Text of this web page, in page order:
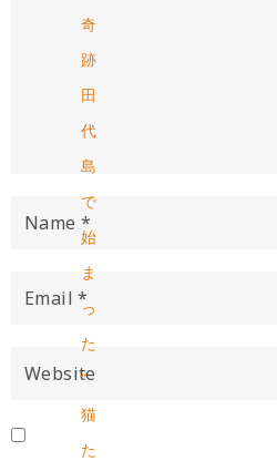
奇
跡
田
代
島
で
始
ま
っ
た
“
猫
た